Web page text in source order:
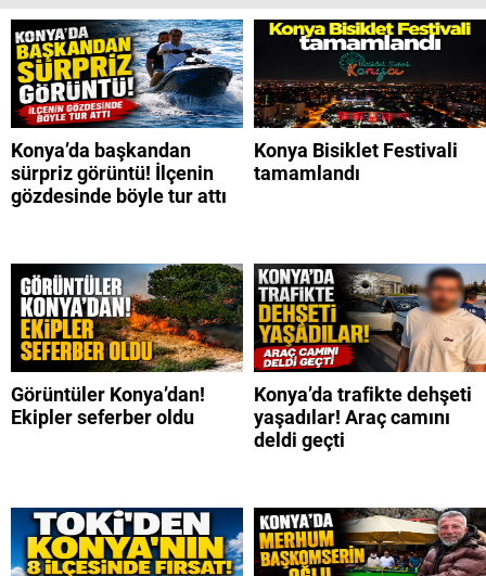
Konya’da başkandan
sürpriz görüntü! İlçenin
gözdesinde böyle tur attı
Konya Bisiklet Festivali
tamamlandı
Görüntüler Konya’dan!
Ekipler seferber oldu
Konya’da trafikte dehşeti
yaşadılar! Araç camını
deldi geçti